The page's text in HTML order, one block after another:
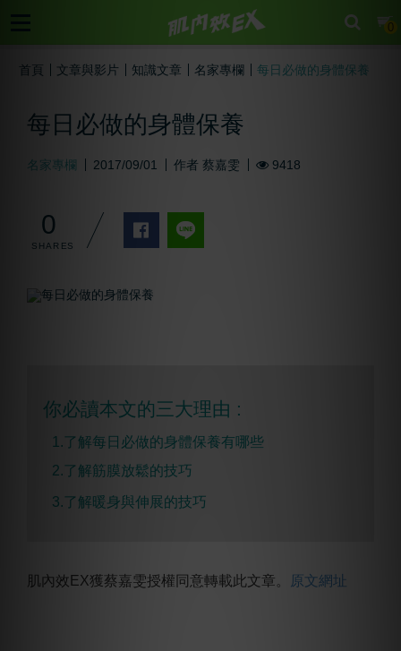
0
首頁 文章與影片 知識文章 名家專欄 每日必做的身體保養
每日必做的身體保養
名家專欄 2017/09/01 作者 蔡嘉雯 9418
0
你必讀本文的三大理由 :
1.了解每日必做的身體保養有哪些
2.了解筋膜放鬆的技巧
3.了解暖身與伸展的技巧
肌內效EX獲蔡嘉雯授權同意轉載此文章。 原文網址